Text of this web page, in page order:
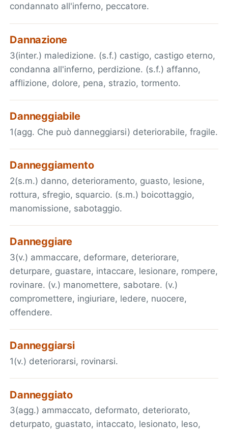
condannato all'inferno, peccatore.
Dannazione
3(inter.) maledizione. (s.f.) castigo, castigo eterno,
condanna all'inferno, perdizione. (s.f.) affanno,
afflizione, dolore, pena, strazio, tormento.
Danneggiabile
1(agg. Che può danneggiarsi) deteriorabile, fragile.
Danneggiamento
2(s.m.) danno, deterioramento, guasto, lesione,
rottura, sfregio, squarcio. (s.m.) boicottaggio,
manomissione, sabotaggio.
Danneggiare
3(v.) ammaccare, deformare, deteriorare,
deturpare, guastare, intaccare, lesionare, rompere,
rovinare. (v.) manomettere, sabotare. (v.)
compromettere, ingiuriare, ledere, nuocere,
offendere.
Danneggiarsi
1(v.) deteriorarsi, rovinarsi.
Danneggiato
3(agg.) ammaccato, deformato, deteriorato,
deturpato, guastato, intaccato, lesionato, leso,